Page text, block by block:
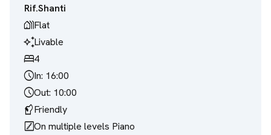
Rif.Shanti
holiday_villageFlat
temp_preferences_customLivable
bed4
scheduleIn: 16:00
scheduleOut: 10:00
sound_detection_dog_barkingFriendly
stairsOn multiple levels Piano